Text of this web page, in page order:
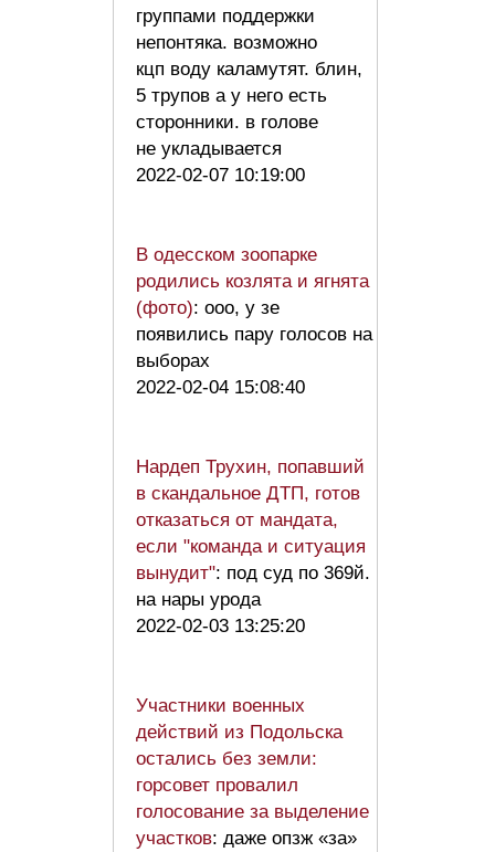
группами поддержки
непонтяка. возможно
кцп воду каламутят. блин,
5 трупов а у него есть
сторонники. в голове
не укладывается
2022-02-07 10:19:00
В одесском зоопарке
родились козлята и ягнята
(фото): ооо, у зе
появились пару голосов на
выборах
2022-02-04 15:08:40
Нардеп Трухин, попавший
в скандальное ДТП, готов
отказаться от мандата,
если "команда и ситуация
вынудит": под суд по 369й.
на нары урода
2022-02-03 13:25:20
Участники военных
действий из Подольска
остались без земли:
горсовет провалил
голосование за выделение
участков: даже опзж «за»